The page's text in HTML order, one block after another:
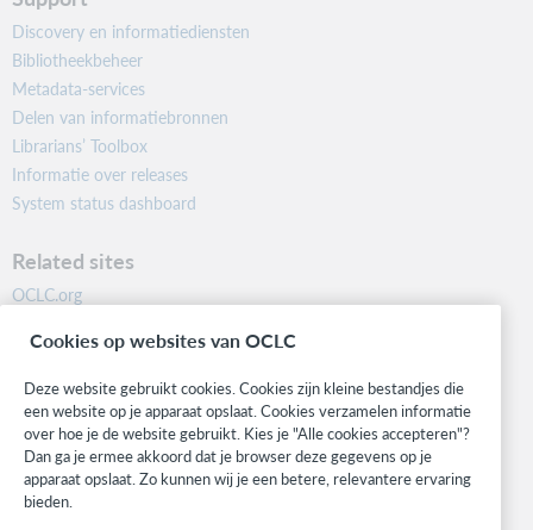
Discovery en informatiediensten
Bibliotheekbeheer
Metadata-services
Delen van informatiebronnen
Librarians’ Toolbox
Informatie over releases
System status dashboard
Related sites
OCLC.org
Community
Research
WebJunction
Developer Network
Stay in the know.
Cookies op websites van OCLC
Deze website gebruikt cookies. Cookies zijn kleine bestandjes die
een website op je apparaat opslaat. Cookies verzamelen informatie
over hoe je de website gebruikt. Kies je "Alle cookies accepteren"?
Dan ga je ermee akkoord dat je browser deze gegevens op je
apparaat opslaat. Zo kunnen wij je een betere, relevantere ervaring
bieden.